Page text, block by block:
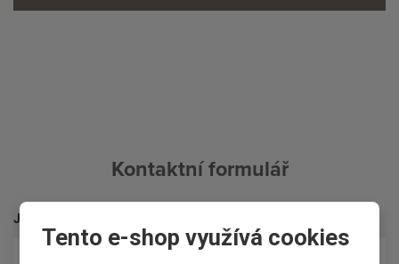
Tento e-shop využívá cookies
Kontaktní formulář
Jméno a příjmení